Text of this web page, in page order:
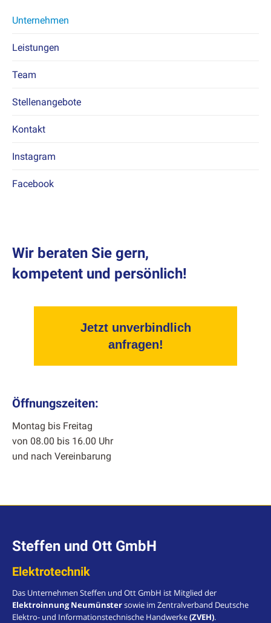
Unternehmen
Leis­tun­gen
Team
Stel­lenange­bote
Kon­takt
Insta­gram
Face­book
Wir beraten Sie gern,
kompetent und persönlich!
Jetzt unverbindlich
anfragen!
Öffnungszeiten:
Mon­tag bis Fre­itag
von 08.00 bis 16.00 Uhr
und nach Vere­in­barung
Steffen und Ott GmbH
Elektrotechnik
Das Unternehmen Steffen und Ott GmbH ist Mitglied der
Elektroinnung Neumünstersowie im Zentralverband Deutsche
Elektro- und Informationstechnische Handwerke(ZVEH).